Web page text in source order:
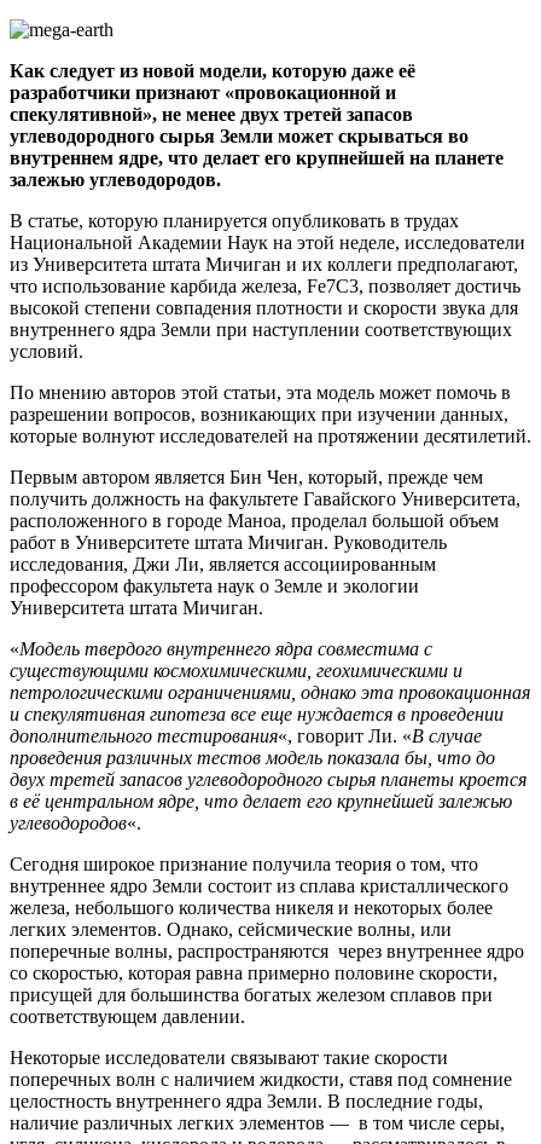
Как следует из новой модели, которую даже её
разработчики признают «провокационной и
спекулятивной», не менее двух третей запасов
углеводородного сырья Земли может скрываться во
внутреннем ядре, что делает его крупнейшей на планете
залежью углеводородов.
В статье, которую планируется опубликовать в трудах
Национальной Академии Наук на этой неделе, исследователи
из Университета штата Мичиган и их коллеги предполагают,
что использование карбида железа, Fe7C3, позволяет достичь
высокой степени совпадения плотности и скорости звука для
внутреннего ядра Земли при наступлении соответствующих
условий.
По мнению авторов этой статьи, эта модель может помочь в
разрешении вопросов, возникающих при изучении данных,
которые волнуют исследователей на протяжении десятилетий.
Первым автором является Бин Чен, который, прежде чем
получить должность на факультете Гавайского Университета,
расположенного в городе Маноа, проделал большой объем
работ в Университете штата Мичиган. Руководитель
исследования, Джи Ли, является ассоциированным
профессором факультета наук о Земле и экологии
Университета штата Мичиган.
«Модель твердого внутреннего ядра совместима с
существующими космохимическими, геохимическими и
петрологическими ограничениями, однако эта провокационная
и спекулятивная гипотеза все еще нуждается в проведении
дополнительного тестирования«, говорит Ли. «В случае
проведения различных тестов модель показала бы, что до
двух третей запасов углеводородного сырья планеты кроется
в её центральном ядре, что делает его крупнейшей залежью
углеводородов«.
Сегодня широкое признание получила теория о том, что
внутреннее ядро Земли состоит из сплава кристаллического
железа, небольшого количества никеля и некоторых более
легких элементов. Однако, сейсмические волны, или
поперечные волны, распространяются через внутреннее ядро
со скоростью, которая равна примерно половине скорости,
присущей для большинства богатых железом сплавов при
соответствующем давлении.
Некоторые исследователи связывают такие скорости
поперечных волн с наличием жидкости, ставя под сомнение
целостность внутреннего ядра Земли. В последние годы,
наличие различных легких элементов — в том числе серы,